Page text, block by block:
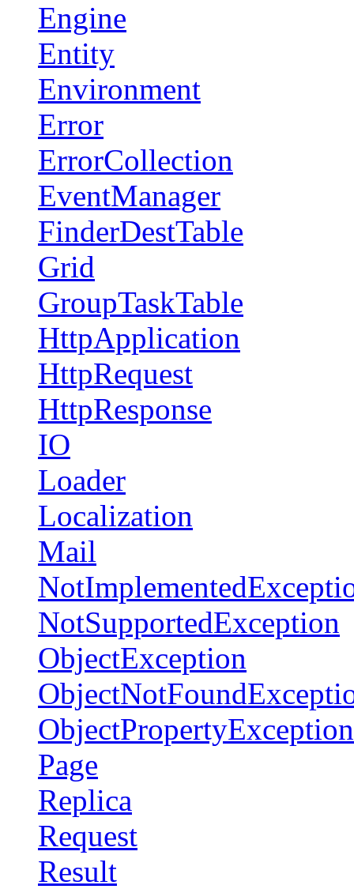
Engine
Entity
Environment
Error
ErrorCollection
EventManager
FinderDestTable
Grid
GroupTaskTable
HttpApplication
HttpRequest
HttpResponse
IO
Loader
Localization
Mail
NotSupportedException
ObjectException
ObjectPropertyException
Page
Replica
Request
Result